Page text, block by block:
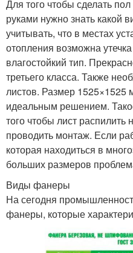
Для того чтобы сделать
руками нужно знать какой
учитывать, что в местах
отопления возможна
влагостойкий тип.
третьего класса. Также
листов. Размер
идеальным решением.
того чтобы лист распилить
проводить монтаж. Если
которая находиться в
больших размеров
Виды фанеры
На сегодня
фанеры, которые